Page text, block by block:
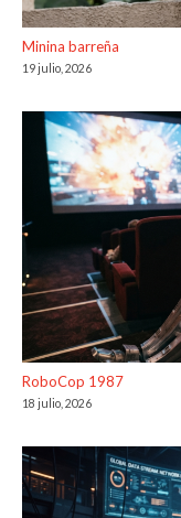
Minina barreña
19 julio, 2026
RoboCop 1987
18 julio, 2026